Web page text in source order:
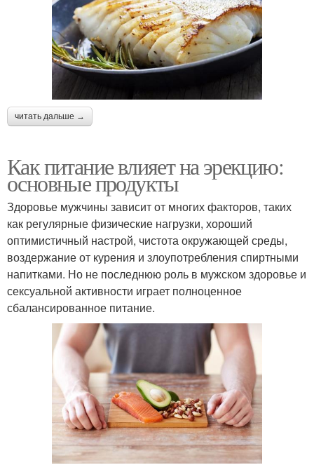
читать дальше →
Как питание влияет на эрекцию:
основные продукты
Здоровье мужчины зависит от многих факторов, таких
как регулярные физические нагрузки, хороший
оптимистичный настрой, чистота окружающей среды,
воздержание от курения и злоупотребления спиртными
напитками. Но не последнюю роль в мужском здоровье и
сексуальной активности играет полноценное
сбалансированное питание.